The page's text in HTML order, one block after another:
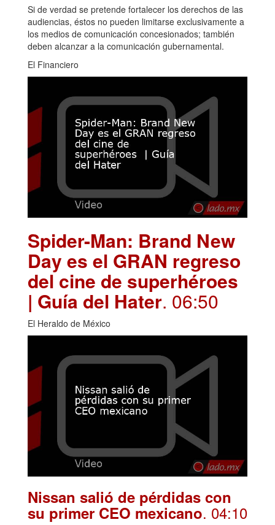
Si de verdad se pretende fortalecer los derechos de las
audiencias, éstos no pueden limitarse exclusivamente a
los medios de comunicación concesionados; también
deben alcanzar a la comunicación gubernamental.
El Financiero
Spider-Man: Brand New
Day es el GRAN regreso
del cine de superhéroes
| Guía del Hater. 06:50
El Heraldo de México
Nissan salió de pérdidas con
su primer CEO mexicano. 04:10